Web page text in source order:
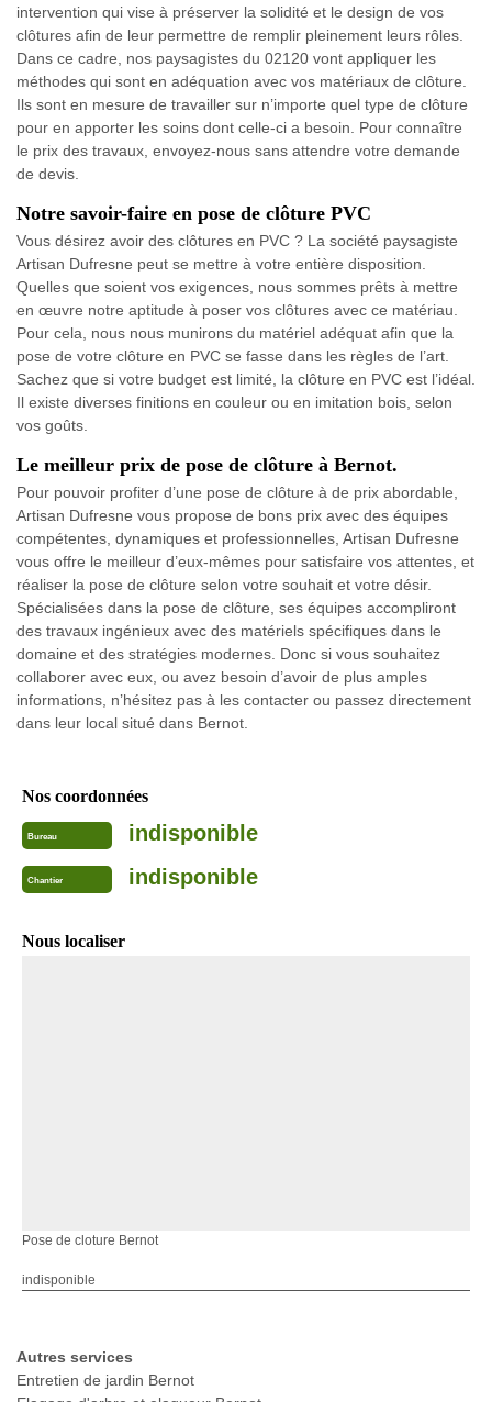
intervention qui vise à préserver la solidité et le design de vos
clôtures afin de leur permettre de remplir pleinement leurs rôles.
Dans ce cadre, nos paysagistes du 02120 vont appliquer les
méthodes qui sont en adéquation avec vos matériaux de clôture.
Ils sont en mesure de travailler sur n’importe quel type de clôture
pour en apporter les soins dont celle-ci a besoin. Pour connaître
le prix des travaux, envoyez-nous sans attendre votre demande
de devis.
Notre savoir-faire en pose de clôture PVC
Vous désirez avoir des clôtures en PVC ? La société paysagiste
Artisan Dufresne peut se mettre à votre entière disposition.
Quelles que soient vos exigences, nous sommes prêts à mettre
en œuvre notre aptitude à poser vos clôtures avec ce matériau.
Pour cela, nous nous munirons du matériel adéquat afin que la
pose de votre clôture en PVC se fasse dans les règles de l’art.
Sachez que si votre budget est limité, la clôture en PVC est l’idéal.
Il existe diverses finitions en couleur ou en imitation bois, selon
vos goûts.
Le meilleur prix de pose de clôture à Bernot.
Pour pouvoir profiter d’une pose de clôture à de prix abordable,
Artisan Dufresne vous propose de bons prix avec des équipes
compétentes, dynamiques et professionnelles, Artisan Dufresne
vous offre le meilleur d’eux-mêmes pour satisfaire vos attentes, et
réaliser la pose de clôture selon votre souhait et votre désir.
Spécialisées dans la pose de clôture, ses équipes accompliront
des travaux ingénieux avec des matériels spécifiques dans le
domaine et des stratégies modernes. Donc si vous souhaitez
collaborer avec eux, ou avez besoin d’avoir de plus amples
informations, n’hésitez pas à les contacter ou passez directement
dans leur local situé dans Bernot.
Nos coordonnées
Bureau indisponible
Chantier indisponible
Nous localiser
Pose de cloture Bernot
indisponible
Autres services
Entretien de jardin Bernot